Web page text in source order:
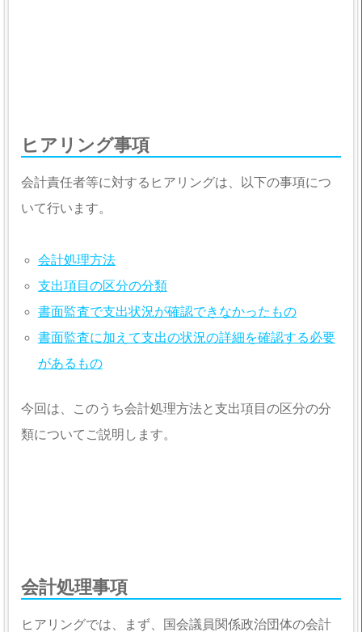
ヒアリング事項
会計責任者等に対するヒアリングは、以下の事項につ
いて行います。
会計処理方法
支出項目の区分の分類
書面監査で支出状況が確認できなかったもの
書面監査に加えて支出の状況の詳細を確認する必要
があるもの
今回は、このうち会計処理方法と支出項目の区分の分
類についてご説明します。
会計処理事項
ヒアリングでは、まず、国会議員関係政治団体の会計